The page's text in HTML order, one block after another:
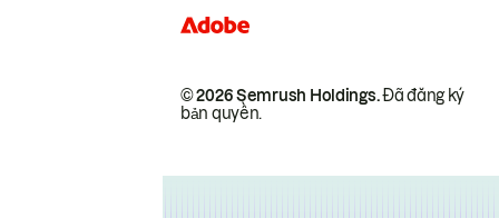
© 2026 Semrush Holdings.Đã đăng ký
bản quyền.